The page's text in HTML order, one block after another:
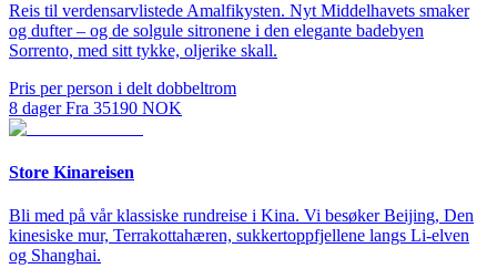
Reis til verdensarvlistede Amalfikysten. Nyt Middelhavets smaker
og dufter – og de solgule sitronene i den elegante badebyen
Sorrento, med sitt tykke, oljerike skall.
Pris per person i delt dobbeltrom
8 dager Fra 35190 NOK
Store Kinareisen
Bli med på vår klassiske rundreise i Kina. Vi besøker Beijing, Den
kinesiske mur, Terrakottahæren, sukkertoppfjellene langs Li-elven
og Shanghai.